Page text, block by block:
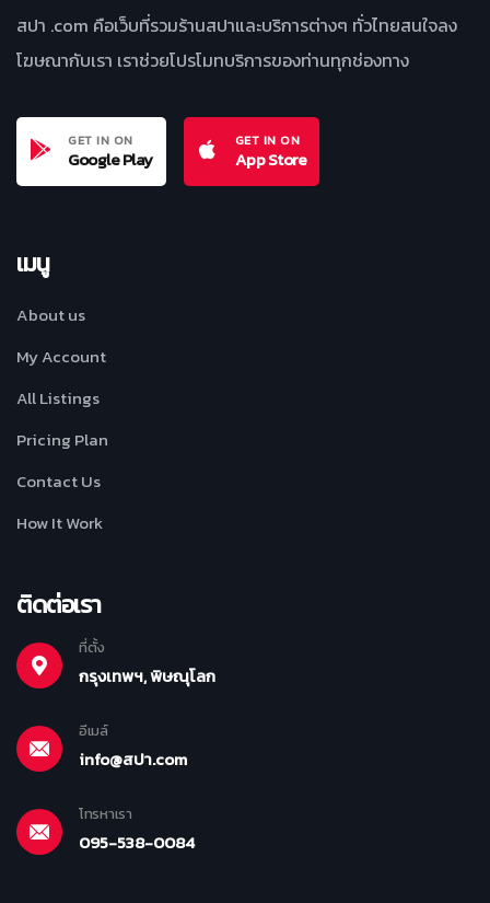
สปา .com คือเว็บที่รวมร้านสปาและบริการต่างๆ ทั่วไทยสนใจลง
โฆษณากับเรา เราช่วยโปรโมทบริการของท่านทุกช่องทาง
GET IN ON
Google Play
GET IN ON
App Store
เมนู
About us
My Account
All Listings
Pricing Plan
Contact Us
How It Work
ติดต่อเรา
ที่ตั้ง
กรุงเทพฯ, พิษณุโลก
อีเมล์
info@สปา.com
โทรหาเรา
095-538-0084